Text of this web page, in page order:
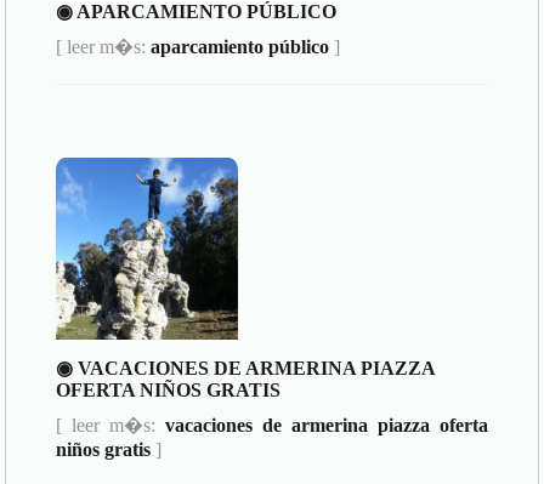
◉ APARCAMIENTO PÚBLICO
[ leer m�s:aparcamiento público ]
◉ VACACIONES DE ARMERINA PIAZZA
OFERTA NIÑOS GRATIS
[ leer m�s:vacaciones de armerina piazza oferta
niños gratis ]